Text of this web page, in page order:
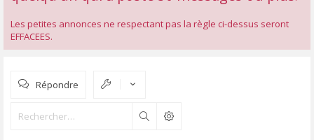
Les petites annonces ne respectant pas la règle ci-dessus seront
EFFACEES.
Répondre
Rechercher